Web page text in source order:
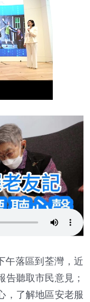
落區到荃灣，近
告聽取市民意見；
，了解地區安老服